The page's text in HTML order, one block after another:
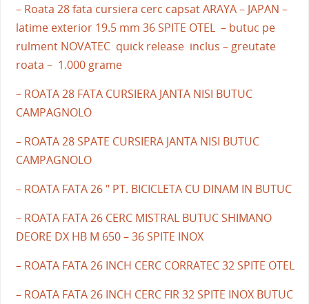
– Roata 28 fata cursiera cerc capsat ARAYA – JAPAN –
latime exterior 19.5 mm 36 SPITE OTEL – butuc pe
rulment NOVATEC quick release inclus – greutate
roata – 1.000 grame
– ROATA 28 FATA CURSIERA JANTA NISI BUTUC
CAMPAGNOLO
– ROATA 28 SPATE CURSIERA JANTA NISI BUTUC
CAMPAGNOLO
– ROATA FATA 26 " PT. BICICLETA CU DINAM IN BUTUC
– ROATA FATA 26 CERC MISTRAL BUTUC SHIMANO
DEORE DX HB M 650 – 36 SPITE INOX
– ROATA FATA 26 INCH CERC CORRATEC 32 SPITE OTEL
– ROATA FATA 26 INCH CERC FIR 32 SPITE INOX BUTUC